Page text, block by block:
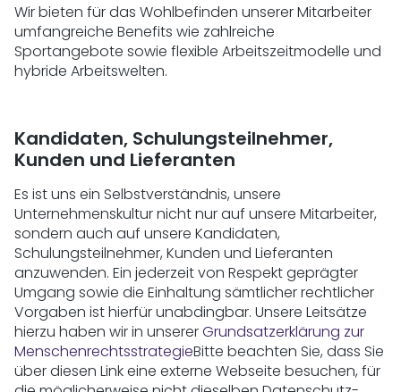
Wir bieten für das Wohlbefinden unserer Mitarbeiter
umfangreiche Benefits wie zahlreiche
Sportangebote sowie flexible Arbeitszeitmodelle und
hybride Arbeitswelten.
Kandidaten, Schulungsteilnehmer,
Kunden und Lieferanten
Es ist uns ein Selbstverständnis, unsere
Unternehmenskultur nicht nur auf unsere Mitarbeiter,
sondern auch auf unsere Kandidaten,
Schulungsteilnehmer, Kunden und Lieferanten
anzuwenden. Ein jederzeit von Respekt geprägter
Umgang sowie die Einhaltung sämtlicher rechtlicher
Vorgaben ist hierfür unabdingbar. Unsere Leitsätze
hierzu haben wir in unsererGrundsatzerklärung zur
MenschenrechtsstrategieBitte beachten Sie, dass Sie
über diesen Link eine externe Webseite besuchen, für